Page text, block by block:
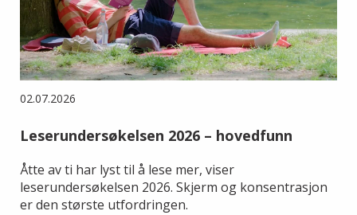
02.07.2026
Leserundersøkelsen 2026 – hovedfunn
Åtte av ti har lyst til å lese mer, viser
leserundersøkelsen 2026. Skjerm og konsentrasjon
er den største utfordringen.